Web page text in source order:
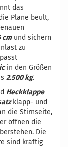
das
Plane beult,
cmund sichern
zu
in den Größen
2.500 kg.
Heckklappe
klapp- und
die Stirnseite,
öffnen die
Die
sind kräftig